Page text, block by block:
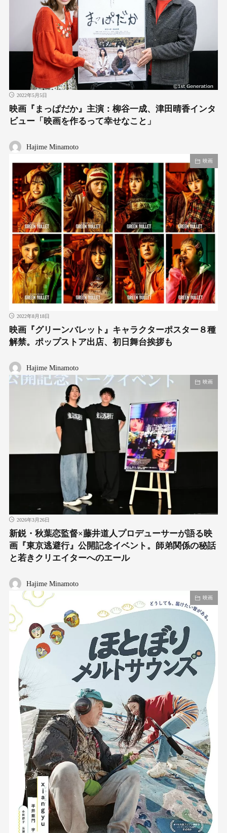
2022年5月5日
映画『まっぱだか』主演：柳谷一成、津田晴香インタ
ビュー「映画を作るって幸せなこと」
Hajime Minamoto
映画
2022年8月18日
映画『グリーンバレット』キャラクターポスター８種
解禁。ポップストア出店、初日舞台挨拶も
Hajime Minamoto
映画
2026年3月26日
新鋭・秋葉恋監督×藤井道人プロデューサーが語る映
画『東京逃避行』公開記念イベント。師弟関係の秘話
と若きクリエイターへのエール
Hajime Minamoto
映画